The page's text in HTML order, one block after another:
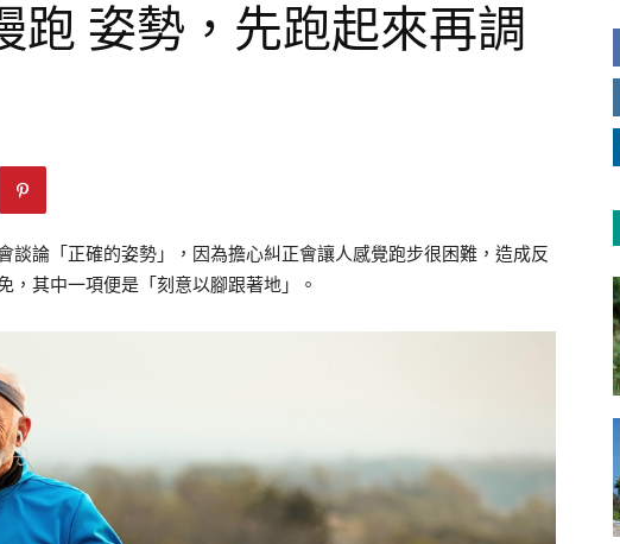
跑 姿勢，先跑起來再調
談論「正確的姿勢」，因為擔心糾正會讓人感覺跑步很困難，造成反
，其中一項便是「刻意以腳跟著地」。